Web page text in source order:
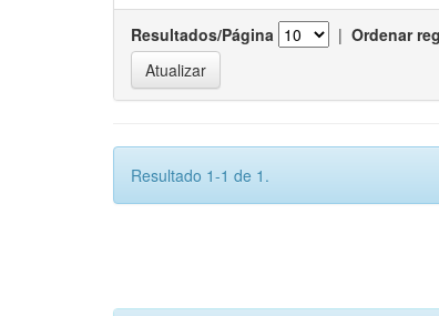
Resultados/Página | Ordenar
Resultado 1-1 de 1.